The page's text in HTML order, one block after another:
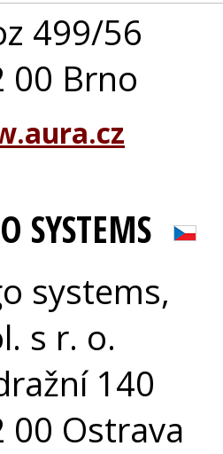
499/56
00 Brno
SYSTEMS
systems,
s r. o.
140
00 Ostrava